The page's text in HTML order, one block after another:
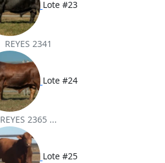
Lote #23
REYES 2341
Lote #24
REYES 2365 ...
Lote #25